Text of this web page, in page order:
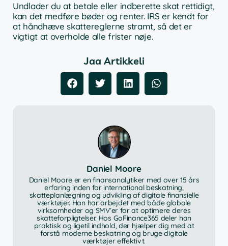
Undlader du at betale eller indberette skat rettidigt,
kan det medføre bøder og renter. IRS er kendt for
at håndhæve skattereglerne stramt, så det er
vigtigt at overholde alle frister nøje.
Jaa Artikkeli
Daniel Moore
Daniel Moore er en finansanalytiker med over 15 års
erfaring inden for international beskatning,
skatteplanlægning og udvikling af digitale finansielle
værktøjer. Han har arbejdet med både globale
virksomheder og SMV’er for at optimere deres
skatteforpligtelser. Hos GoFinance365 deler han
praktisk og ligetil indhold, der hjælper dig med at
forstå moderne beskatning og bruge digitale
værktøjer effektivt.